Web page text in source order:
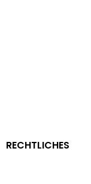
RECHTLICHES